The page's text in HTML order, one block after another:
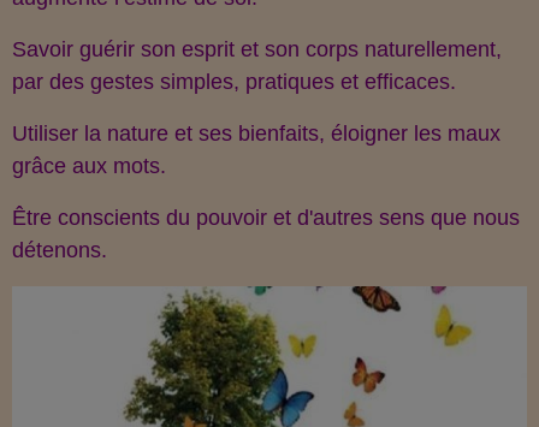
Savoir guérir son esprit et son corps naturellement,
par des gestes simples, pratiques et efficaces.
Utiliser la nature et ses bienfaits, éloigner les maux
grâce aux mots.
Être conscients du pouvoir et d'autres sens que nous
détenons.